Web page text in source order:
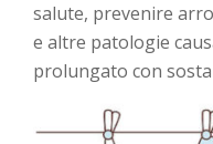
salute, prevenire
e altre patologie
prolungato con